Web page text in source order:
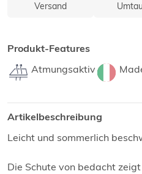
Versand
Produkt-Features
Atmungsaktiv
Artikelbeschreibung
Leicht und sommerlich
Die Schute von bedacht